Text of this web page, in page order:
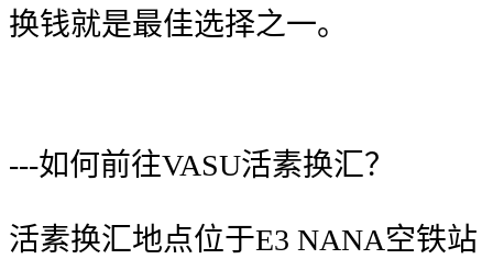
换钱就是最佳选择之一。
---如何前往VASU活素换汇？
活素换汇地点位于E3 NANA空铁站